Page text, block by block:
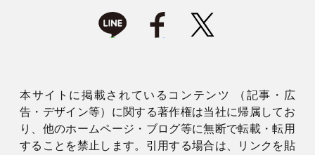
本サイトに掲載されているコンテンツ （記事・広
告・デザイン等）に関する著作権は当社に帰属してお
り、他のホームページ・ブログ等に無断で転載・転用
することを禁止します。引用する場合は、リンクを貼